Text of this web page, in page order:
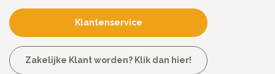
Klantenservice
Zakelijke Klant worden? Klik dan hier!